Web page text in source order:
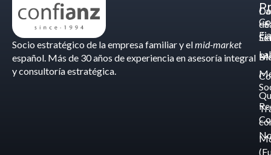
Socio estratégico de la empresa familiar y elmid-market
español. Más de 30 años de experiencia en asesoría integral
y consultoría estratégica.
de
-